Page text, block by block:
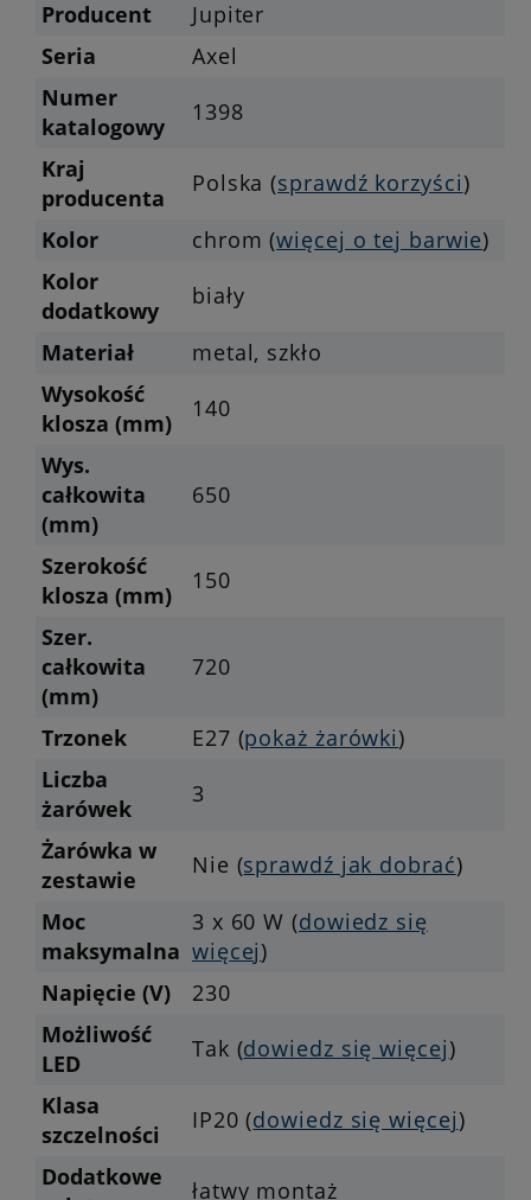
Producent
Jupiter
Seria
Axel
Numer
katalogowy
1398
Kraj
producenta
Polska (sprawdź korzyści)
Kolor
chrom (więcej o tej barwie)
Kolor
dodatkowy
biały
Materiał
metal, szkło
Wysokość
klosza (mm)
140
Wys.
całkowita
(mm)
650
Szerokość
klosza (mm)
150
Szer.
całkowita
(mm)
720
Trzonek E27 (pokaż żarówki)
Liczba
żarówek
3
Żarówka w
zestawie
Nie (sprawdź jak dobrać)
Moc
maksymalna
3 x 60 W (dowiedz się
więcej)
Napięcie (V)
230
Możliwość
LED
Tak (dowiedz się więcej)
Klasa
szczelności
IP20 (dowiedz się więcej)
Dodatkowe
łatwy montaż